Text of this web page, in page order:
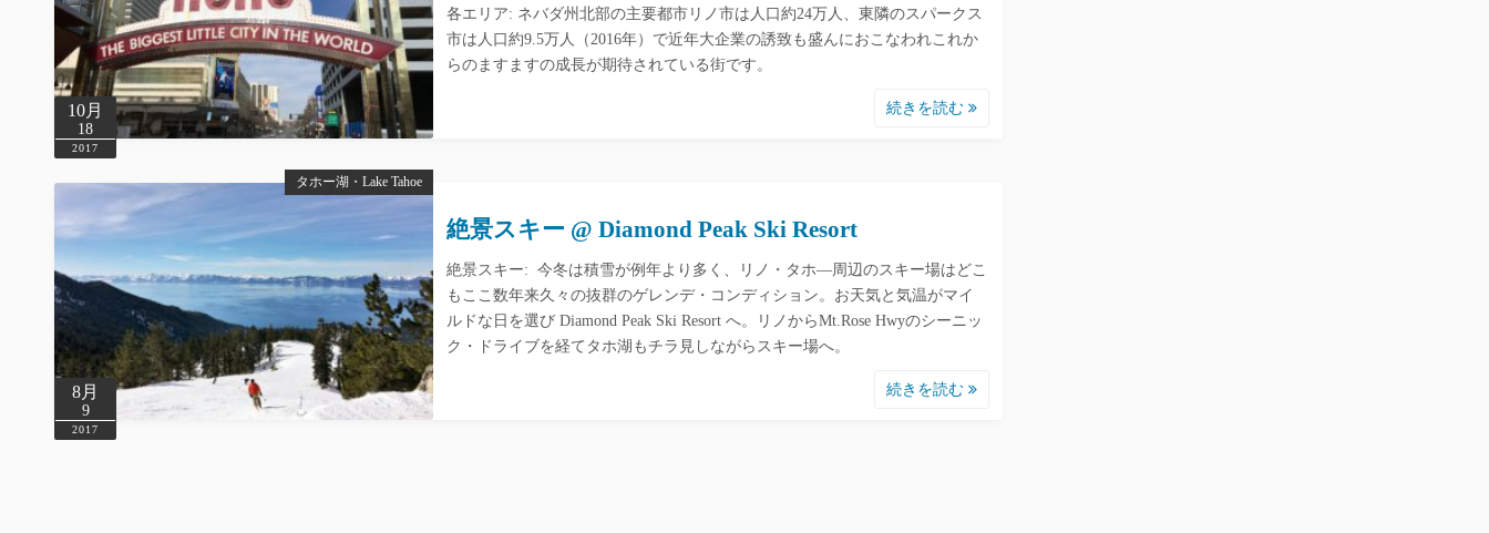
10月
18
2017
各エリア: ネバダ州北部の主要都市リノ市は人口約24万人、東隣のスパークス
市は人口約9.5万人（2016年）で近年大企業の誘致も盛んにおこなわれこれか
らのますますの成長が期待されている街です。
続きを読む
タホー湖・Lake Tahoe
8月
9
2017
絶景スキー @ Diamond Peak Ski Resort
絶景スキー: 今冬は積雪が例年より多く、リノ・タホ―周辺のスキー場はどこ
もここ数年来久々の抜群のゲレンデ・コンディション。お天気と気温がマイ
ルドな日を選び Diamond Peak Ski Resort へ。リノからMt.Rose Hwyのシーニッ
ク・ドライブを経てタホ湖もチラ見しながらスキー場へ。
続きを読む